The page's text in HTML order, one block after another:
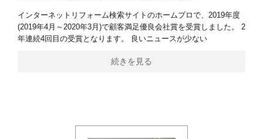
インターネットリフォーム検索サイトのホームプロで、2019年度
(2019年4月～2020年3月)で顧客満足優良会社賞を受賞しました。 2
年連続4回目の受賞となります。 良いニュースが少ない
続きを見る